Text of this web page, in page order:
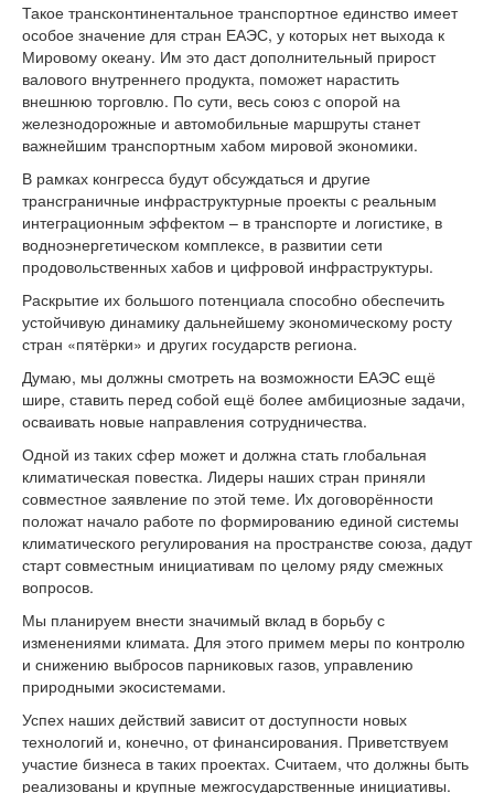
Такое трансконтинентальное транспортное единство имеет
особое значение для стран ЕАЭС, у которых нет выхода к
Мировому океану. Им это даст дополнительный прирост
валового внутреннего продукта, поможет нарастить
внешнюю торговлю. По сути, весь союз с опорой на
железнодорожные и автомобильные маршруты станет
важнейшим транспортным хабом мировой экономики.
В рамках конгресса будут обсуждаться и другие
трансграничные инфраструктурные проекты с реальным
интеграционным эффектом – в транспорте и логистике, в
водноэнергетическом комплексе, в развитии сети
продовольственных хабов и цифровой инфраструктуры.
Раскрытие их большого потенциала способно обеспечить
устойчивую динамику дальнейшему экономическому росту
стран «пятёрки» и других государств региона.
Думаю, мы должны смотреть на возможности ЕАЭС ещё
шире, ставить перед собой ещё более амбициозные задачи,
осваивать новые направления сотрудничества.
Одной из таких сфер может и должна стать глобальная
климатическая повестка. Лидеры наших стран приняли
совместное заявление по этой теме. Их договорённости
положат начало работе по формированию единой системы
климатического регулирования на пространстве союза, дадут
старт совместным инициативам по целому ряду смежных
вопросов.
Мы планируем внести значимый вклад в борьбу с
изменениями климата. Для этого примем меры по контролю
и снижению выбросов парниковых газов, управлению
природными экосистемами.
Успех наших действий зависит от доступности новых
технологий и, конечно, от финансирования. Приветствуем
участие бизнеса в таких проектах. Считаем, что должны быть
реализованы и крупные межгосударственные инициативы.